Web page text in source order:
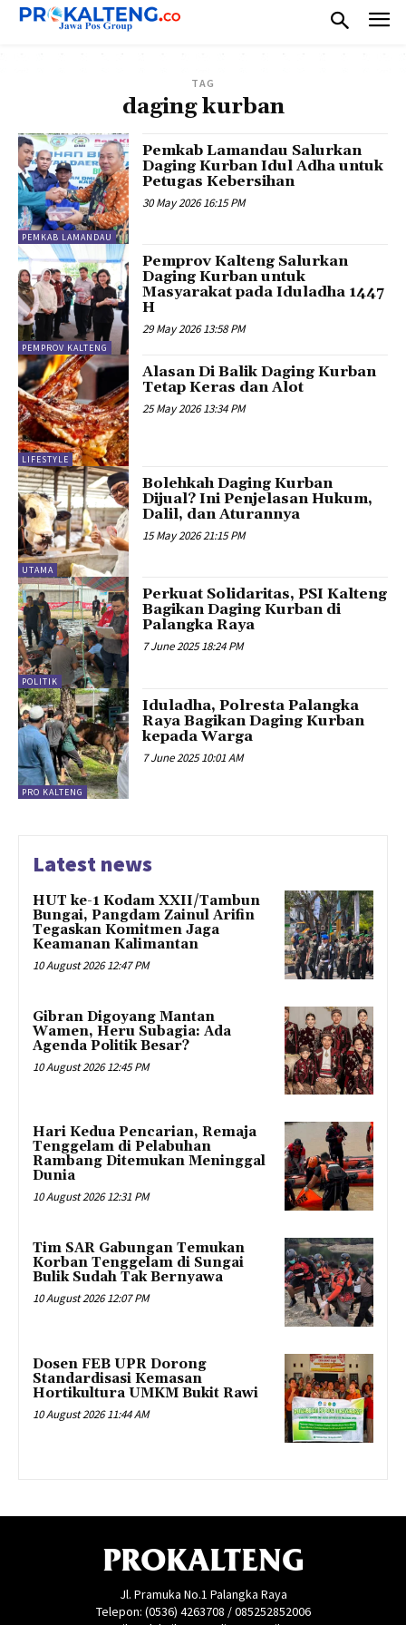
TAG
daging kurban
PEMKAB LAMANDAU
Pemkab Lamandau Salurkan
Daging Kurban Idul Adha untuk
Petugas Kebersihan
30 May 2026 16:15 PM
PEMPROV KALTENG
Pemprov Kalteng Salurkan
Daging Kurban untuk
Masyarakat pada Iduladha 1447
H
29 May 2026 13:58 PM
LIFESTYLE
Alasan Di Balik Daging Kurban
Tetap Keras dan Alot
25 May 2026 13:34 PM
UTAMA
Bolehkah Daging Kurban
Dijual? Ini Penjelasan Hukum,
Dalil, dan Aturannya
15 May 2026 21:15 PM
POLITIK
Perkuat Solidaritas, PSI Kalteng
Bagikan Daging Kurban di
Palangka Raya
7 June 2025 18:24 PM
PRO KALTENG
Iduladha, Polresta Palangka
Raya Bagikan Daging Kurban
kepada Warga
7 June 2025 10:01 AM
Latest news
HUT ke-1 Kodam XXII/Tambun
Bungai, Pangdam Zainul Arifin
Tegaskan Komitmen Jaga
Keamanan Kalimantan
10 August 2026 12:47 PM
Gibran Digoyang Mantan
Wamen, Heru Subagia: Ada
Agenda Politik Besar?
10 August 2026 12:45 PM
Hari Kedua Pencarian, Remaja
Tenggelam di Pelabuhan
Rambang Ditemukan Meninggal
Dunia
10 August 2026 12:31 PM
Tim SAR Gabungan Temukan
Korban Tenggelam di Sungai
Bulik Sudah Tak Bernyawa
10 August 2026 12:07 PM
Dosen FEB UPR Dorong
Standardisasi Kemasan
Hortikultura UMKM Bukit Rawi
10 August 2026 11:44 AM
PROKALTENG
Jl. Pramuka No.1 Palangka Raya
Telepon: (0536) 4263708 / 085252852006